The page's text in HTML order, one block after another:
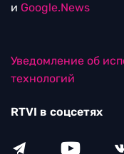
и Google.News
Уведомление об
технологий
RTVI в соцсетях